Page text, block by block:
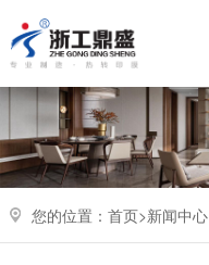
您的位置： 首页>新闻中心